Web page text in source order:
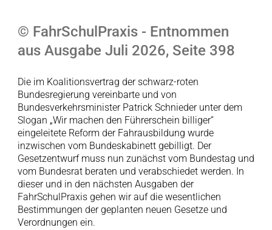
© FahrSchulPraxis - Entnommen
aus Ausgabe Juli 2026, Seite 398
Die im Koalitionsvertrag der schwarz-roten
Bundesregierung vereinbarte und von
Bundesverkehrsminister Patrick Schnieder unter dem
Slogan „Wir machen den Führerschein billiger“
eingeleitete Reform der Fahrausbildung wurde
inzwischen vom Bundeskabinett gebilligt. Der
Gesetzentwurf muss nun zunächst vom Bundestag und
vom Bundesrat beraten und verabschiedet werden. In
dieser und in den nächsten Ausgaben der
FahrSchulPraxis gehen wir auf die wesentlichen
Bestimmungen der geplanten neuen Gesetze und
Verordnungen ein.